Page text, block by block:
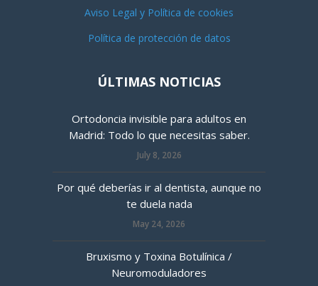
Aviso Legal y Política de cookies
Política de protección de datos
ÚLTIMAS NOTICIAS
Ortodoncia invisible para adultos en
Madrid: Todo lo que necesitas saber.
July 8, 2026
Por qué deberías ir al dentista, aunque no
te duela nada
May 24, 2026
Bruxismo y Toxina Botulínica /
Neuromoduladores